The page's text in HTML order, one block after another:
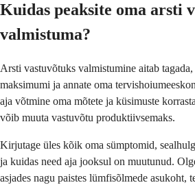
Kuidas peaksite oma arsti
valmistuma?
Arsti vastuvõtuks valmistumine aitab
maksimumi ja annate oma
aja võtmine oma mõtete ja küsimuste
võib muuta vastuvõtu produktiivsemaks.
Kirjutage üles kõik oma sümptomid,
ja kuidas need aja jooksul on muutunud.
asjades nagu paistes lümfisõlmede asukoht,